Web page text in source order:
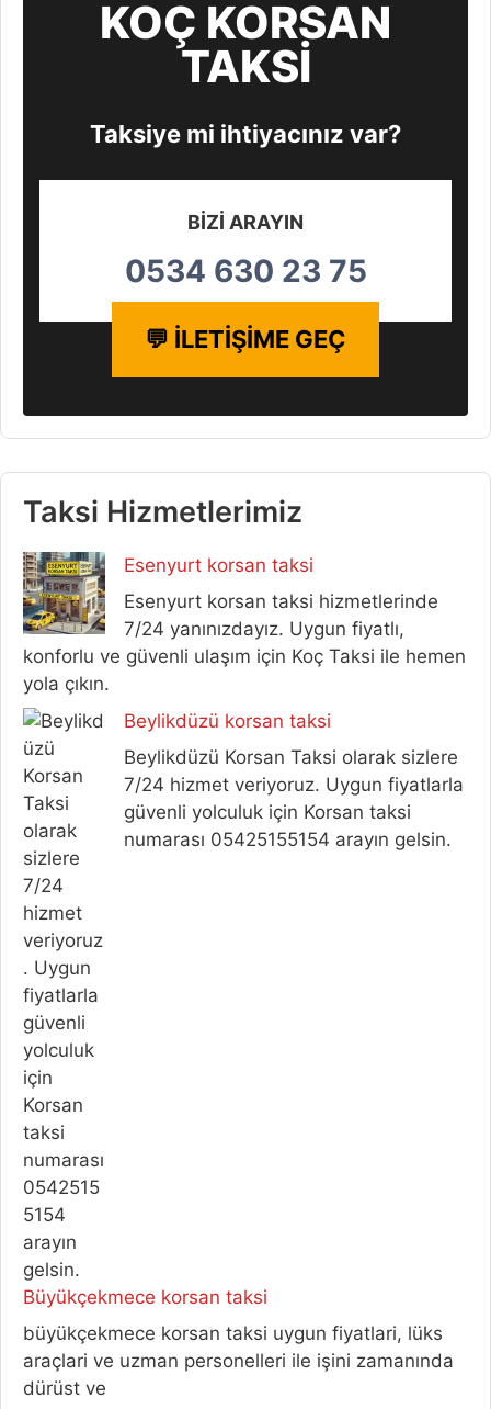
KOÇ KORSAN
TAKSİ
Taksiye mi ihtiyacınız var?
BİZİ ARAYIN
0534 630 23 75
💬 İLETİŞİME GEÇ
Taksi Hizmetlerimiz
Esenyurt korsan taksi
Esenyurt korsan taksi hizmetlerinde
7/24 yanınızdayız. Uygun fiyatlı,
konforlu ve güvenli ulaşım için Koç Taksi ile hemen
yola çıkın.
Beylikdüzü korsan taksi
Beylikdüzü Korsan Taksi olarak sizlere
7/24 hizmet veriyoruz. Uygun fiyatlarla
güvenli yolculuk için Korsan taksi
numarası 05425155154 arayın gelsin.
Büyükçekmece korsan taksi
büyükçekmece korsan taksi uygun fiyatlari, lüks
araçlari ve uzman personelleri ile işini zamanında
dürüst ve